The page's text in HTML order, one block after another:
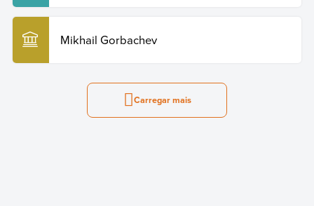
Mikhail Gorbachev
Carregar mais